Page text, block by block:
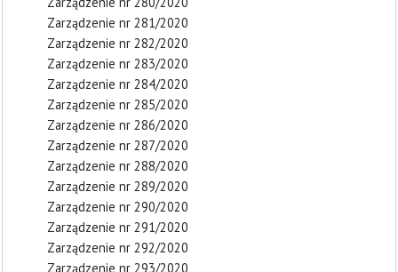
Zarządzenie nr 281/2020
Zarządzenie nr 282/2020
Zarządzenie nr 283/2020
Zarządzenie nr 284/2020
Zarządzenie nr 285/2020
Zarządzenie nr 286/2020
Zarządzenie nr 287/2020
Zarządzenie nr 288/2020
Zarządzenie nr 289/2020
Zarządzenie nr 290/2020
Zarządzenie nr 291/2020
Zarządzenie nr 292/2020
Zarządzenie nr 293/2020